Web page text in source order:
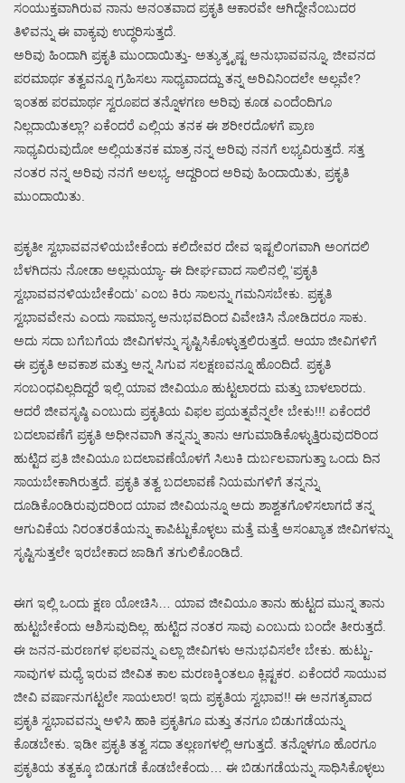
ಸಂಯುಕ್ತವಾಗಿರುವ ನಾನು ಅನಂತವಾದ ಪ್ರಕೃತಿ ಆಕಾರವೇ ಆಗಿದ್ದೇನೆಂಬುದರ
ತಿಳಿವನ್ನು ಈ ವಾಕ್ಯವು ಉದ್ಧರಿಸುತ್ತದೆ.
ಅರಿವು ಹಿಂದಾಗಿ ಪ್ರಕೃತಿ ಮುಂದಾಯಿತ್ತು- ಅತ್ಯುತ್ಕೃಷ್ಟ ಅನುಭಾವವನ್ನೂ, ಜೀವನದ
ಪರಮಾರ್ಥ ತತ್ವವನ್ನೂ ಗ್ರಹಿಸಲು ಸಾಧ್ಯವಾದದ್ದು ತನ್ನ ಅರಿವಿನಿಂದಲೇ ಅಲ್ಲವೇ?
ಇಂತಹ ಪರಮಾರ್ಥ ಸ್ವರೂಪದ ತನ್ನೊಳಗಣ ಅರಿವು ಕೂಡ ಎಂದೆಂದಿಗೂ
ನಿಲ್ಲದಾಯಿತಲ್ಲಾ? ಏಕೆಂದರೆ ಎಲ್ಲಿಯ ತನಕ ಈ ಶರೀರದೊಳಗೆ ಪ್ರಾಣ
ಸಾಧ್ಯವಿರುವುದೋ ಅಲ್ಲಿಯತನಕ ಮಾತ್ರ ನನ್ನ ಅರಿವು ನನಗೆ ಲಭ್ಯವಿರುತ್ತದೆ. ಸತ್ತ
ನಂತರ ನನ್ನ ಅರಿವು ನನಗೆ ಅಲಭ್ಯ. ಆದ್ದರಿಂದ ಅರಿವು ಹಿಂದಾಯಿತು, ಪ್ರಕೃತಿ
ಮುಂದಾಯಿತು.
ಪ್ರಕೃತೀ ಸ್ವಭಾವವನಳಿಯಬೇಕೆಂದು ಕಲಿದೇವರ ದೇವ ಇಷ್ಟಲಿಂಗವಾಗಿ ಅಂಗದಲಿ
ಬೆಳಗಿದನು ನೋಡಾ ಅಲ್ಲಮಯ್ಯಾ- ಈ ದೀರ್ಘವಾದ ಸಾಲಿನಲ್ಲಿ ‘ಪ್ರಕೃತಿ
ಸ್ವಭಾವವನಳಿಯಬೇಕೆಂದು’ ಎಂಬ ಕಿರು ಸಾಲನ್ನು ಗಮನಿಸಬೇಕು. ಪ್ರಕೃತಿ
ಸ್ವಭಾವವೇನು ಎಂದು ಸಾಮಾನ್ಯ ಅನುಭವದಿಂದ ವಿವೇಚಿಸಿ ನೋಡಿದರೂ ಸಾಕು.
ಅದು ಸದಾ ಬಗೆಬಗೆಯ ಜೀವಿಗಳನ್ನು ಸೃಷ್ಟಿಸಿಕೊಳ್ಳುತ್ತಲಿರುತ್ತದೆ. ಆಯಾ ಜೀವಿಗಳಿಗೆ
ಈ ಪ್ರಕೃತಿ ಅವಕಾಶ ಮತ್ತು ಅನ್ನ ಸಿಗುವ ಸಲಕ್ಷಣವನ್ನೂ ಹೊಂದಿದೆ. ಪ್ರಕೃತಿ
ಸಂಬಂಧವಿಲ್ಲದಿದ್ದರೆ ಇಲ್ಲಿ ಯಾವ ಜೀವಿಯೂ ಹುಟ್ಟಲಾರದು ಮತ್ತು ಬಾಳಲಾರದು.
ಆದರೆ ಜೀವಸೃಷ್ಠಿ ಎಂಬುದು ಪ್ರಕೃತಿಯ ವಿಫಲ ಪ್ರಯತ್ನವೆನ್ನಲೇ ಬೇಕು!!! ಏಕೆಂದರೆ
ಬದಲಾವಣೆಗೆ ಪ್ರಕೃತಿ ಅಧೀನವಾಗಿ ತನ್ನನ್ನು ತಾನು ಆಗುಮಾಡಿಕೊಳ್ಳುತ್ತಿರುವುದರಿಂದ
ಹುಟ್ಟಿದ ಪ್ರತಿ ಜೀವಿಯೂ ಬದಲಾವಣೆಯೊಳಗೆ ಸಿಲುಕಿ ದುರ್ಬಲವಾಗುತ್ತಾ ಒಂದು ದಿನ
ಸಾಯಬೇಕಾಗಿರುತ್ತದೆ. ಪ್ರಕೃತಿ ತತ್ವ ಬದಲಾವಣೆ ನಿಯಮಗಳಿಗೆ ತನ್ನನ್ನು
ದೂಡಿಕೊಂಡಿರುವುದರಿಂದ ಯಾವ ಜೀವಿಯನ್ನೂ ಅದು ಶಾಶ್ವತಗೊಳಿಸಲಾಗದೆ ತನ್ನ
ಆಗುವಿಕೆಯ ನಿರಂತರತೆಯನ್ನು ಕಾಪಿಟ್ಟುಕೊಳ್ಳಲು ಮತ್ತೆ ಮತ್ತೆ ಅಸಂಖ್ಯಾತ ಜೀವಿಗಳನ್ನು
ಸೃಷ್ಟಿಸುತ್ತಲೇ ಇರಬೇಕಾದ ಜಾಡಿಗೆ ತಗುಲಿಕೊಂಡಿದೆ.
ಈಗ ಇಲ್ಲಿ ಒಂದು ಕ್ಷಣ ಯೋಚಿಸಿ… ಯಾವ ಜೀವಿಯೂ ತಾನು ಹುಟ್ಟದ ಮುನ್ನ ತಾನು
ಹುಟ್ಟಬೇಕೆಂದು ಆಶಿಸುವುದಿಲ್ಲ. ಹುಟ್ಟಿದ ನಂತರ ಸಾವು ಎಂಬುದು ಬಂದೇ ತೀರುತ್ತದೆ.
ಈ ಜನನ-ಮರಣಗಳ ಫಲವನ್ನು ಎಲ್ಲಾ ಜೀವಿಗಳು ಅನುಭವಿಸಲೇ ಬೇಕು. ಹುಟ್ಟು-
ಸಾವುಗಳ ಮಧ್ಯೆ ಇರುವ ಜೀವಿತ ಕಾಲ ಮರಣಕ್ಕಿಂತಲೂ ಕ್ಲಿಷ್ಟಕರ. ಏಕೆಂದರೆ ಸಾಯುವ
ಜೀವಿ ವರ್ಷಾನುಗಟ್ಟಲೇ ಸಾಯಲಾರ! ಇದು ಪ್ರಕೃತಿಯ ಸ್ವಭಾವ!! ಈ ಅನಗತ್ಯವಾದ
ಪ್ರಕೃತಿ ಸ್ವಭಾವವನ್ನು ಅಳಿಸಿ ಹಾಕಿ ಪ್ರಕೃತಿಗೂ ಮತ್ತು ತನಗೂ ಬಿಡುಗಡೆಯನ್ನು
ಕೊಡಬೇಕು. ಇಡೀ ಪ್ರಕೃತಿ ತತ್ವ ಸದಾ ತಲ್ಲಣಗಳಲ್ಲಿ ಆಗುತ್ತದೆ. ತನ್ನೊಳಗೂ ಹೊರಗೂ
ಪ್ರಕೃತಿಯ ತತ್ವಕ್ಕೂ ಬಿಡುಗಡೆ ಕೊಡಬೇಕೆಂದು… ಈ ಬಿಡುಗಡೆಯನ್ನು ಸಾಧಿಸಿಕೊಳ್ಳಲು